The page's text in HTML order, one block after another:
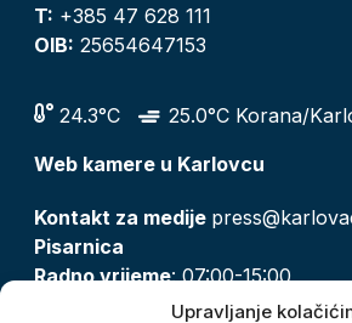
Upravljanje
T: +385 47 628 111
OIB: 25654647153
24.3°C
25.0°C Korana/
Web kamere u Karlovcu
Kontakt za medije
Pisarnica
Radno vrijeme: 07:00-15:00
pisarnica@karlovac.hr